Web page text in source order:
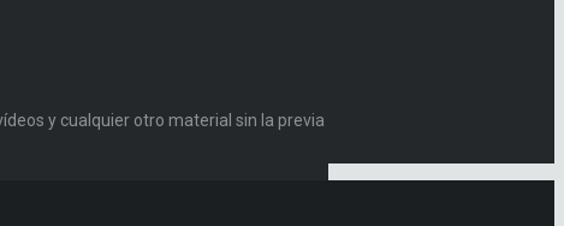
y cualquier otro material sin la previa